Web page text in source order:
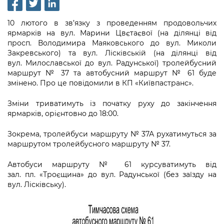
Рішення та розпорядження
Проєкти розпоряджень, що
перебувають на погодженні КМВА
Рішення Київради
Контактна інформація
Графік роботи та прийому громадян
Статистика
Звернення громадян
Регуляторна діяльність
Промисловість і наука Києва
Освіта та навчальні заклади
Дороги, транспорт та парковки
Навколишнє середовище міста
Містобудування та земельні ділянки
Бізнес та ліцензування
Фінанси та бюджет
Ритуальні послуги
Пам'ятки культурної спадщини
Громадська експертиза
Громадський бюджет
Консультації з громадськістю
Громадська рада
Відкритий бюджет
Контактний центр
Рада з питань внутрішньо переміщених
осіб при Київській міській військовій
«Ініціатива «Партнерство «Відкритий
Інформація з обмеженим доступом
Подати запит онлайн
Проекти нормативно-правових та
інших актів
Питання і відповіді про публічну
Порядок оскарження рішень, дій чи
бездіяльності розпорядників інформації
Звіти про опрацювання запитів на
публічну інформацію
Інформація для споживачів
Медіагалерея
Підписатися на новини та анонси від
КМДА / Subscribe to announcements
from the KCSA
Порядок акредитації медіа /
Accreditation process
Подати журналістський запит /
Submitting a media request
Зйомки в лікарнях в умовах воєнного
стану / Rules for media coverage of
hospitals at work under martial law
Контакти для медіа / Contacts for mass
Портал Послуг
10 лютого в зв’язку з проведенням продовольчих
ярмарків на вул. Марини Цвєтаєвої (на ділянці від
просп. Володимира Маяковського до вул. Миколи
Закревського) та вул. Лісківській (на ділянці від
вул. Милославської до вул. Радунської) тролейбусний
маршрут № 37 та автобусний маршрут № 61 буде
змінено. Про це повідомили в КП «Київпастранс».
Зміни триватимуть із початку руху до закінчення
ярмарків, орієнтовно до 18:00.
Зокрема, тролейбуси маршруту № 37А рухатимуться за
маршрутом тролейбусного маршруту № 37.
Автобуси маршруту № 61 курсуватимуть від
зал. пл. «Троєщина» до вул. Радунської (без заїзду на
вул. Лісківську).